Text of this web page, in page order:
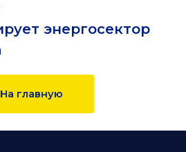
энергосектор
На главную